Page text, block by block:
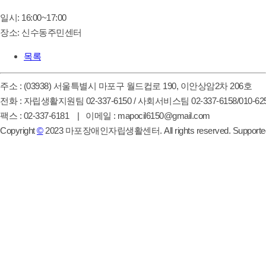
일시: 16:00~17:00
장소: 신수동주민센터
목록
주소 : (03938) 서울특별시 마포구 월드컵로 190, 이안상암2차 206호
전화 : 자립생활지원팀 02-337-6150 / 사회서비스팀 02-337-6158/010-
팩스 : 02-337-6181 | 이메일 : mapocil6150@gmail.com
Copyright©2023 마포장애인자립생활센터. All rights reserved.